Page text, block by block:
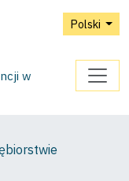
Polski
w